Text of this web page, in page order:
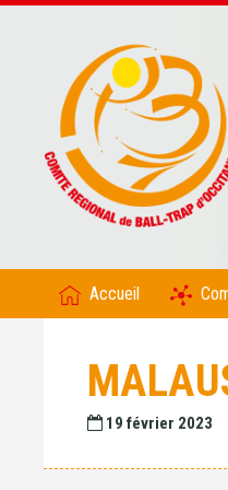
Accueil
19 février 2023